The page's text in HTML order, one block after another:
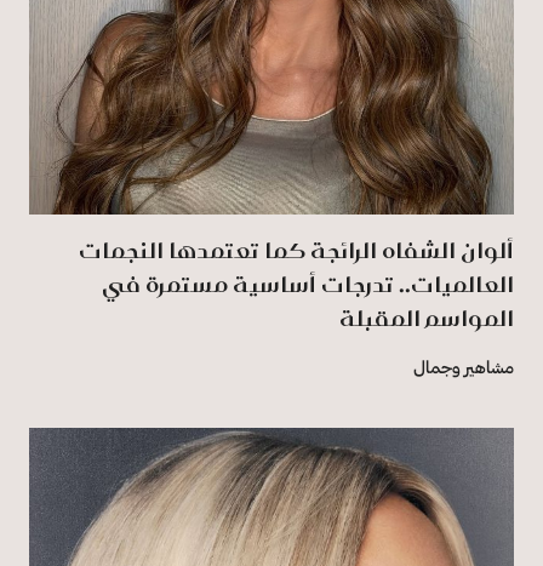
ألوان الشفاه الرائجة كما تعتمدها النجمات
العالميات.. تدرجات أساسية مستمرة في
المواسم المقبلة
مشاهير وجمال